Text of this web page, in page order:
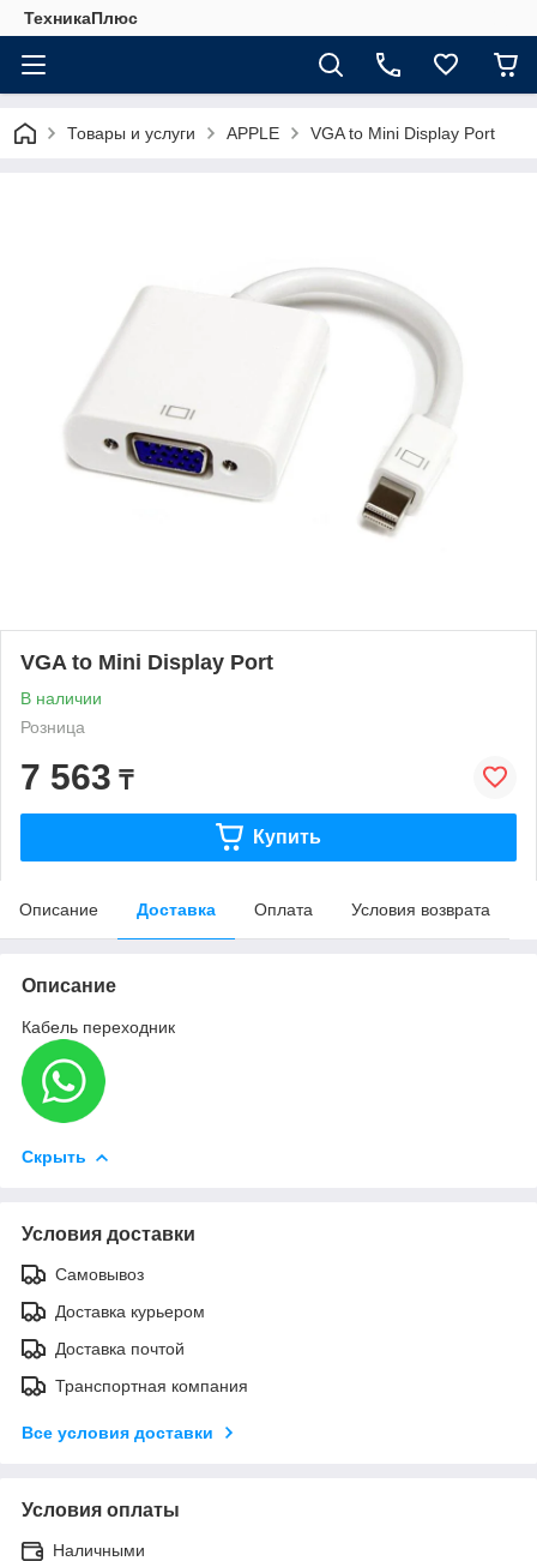
ТехникаПлюс
Товары и услуги APPLE VGA to Mini Display Port
VGA to Mini Display Port
В наличии
Розница
7 563 ₸
Купить
Описание Доставка Оплата Условия возврата
Описание
Кабель переходник
Скрыть
Условия доставки
Самовывоз
Доставка курьером
Доставка почтой
Транспортная компания
Все условия доставки
Условия оплаты
Наличными